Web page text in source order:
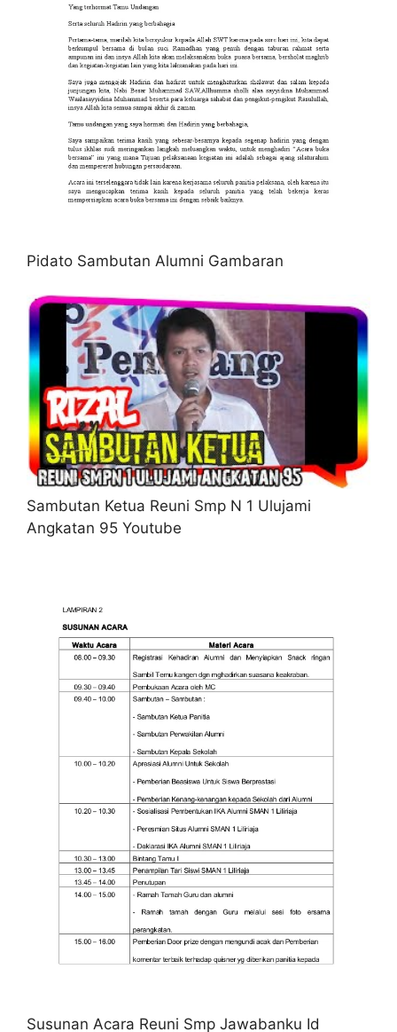
Pidato Sambutan Alumni Gambaran
Sambutan Ketua Reuni Smp N 1 Ulujami
Angkatan 95 Youtube
Susunan Acara Reuni Smp Jawabanku Id